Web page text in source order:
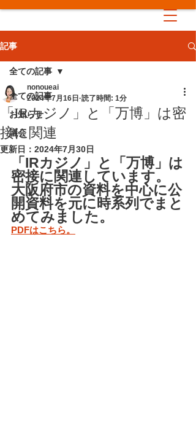
記事
全ての記事
お知らせ
議会
全ての記事
「IRカジノ」と「万博」は密
接に関連
nonoueai
2024年7月16日 読了時間: 1分
更新日： 2024年7月30日
「IRカジノ」と「万博」は
密接に関連しています。
大阪府市の資料を中心に公
開資料を元に時系列でまと
めてみました。
PDFはこちら。